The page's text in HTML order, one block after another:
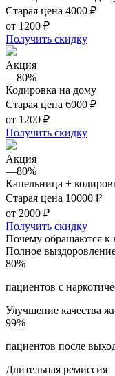
Старая цена 4000 ₽
от 1200 ₽
Получить скидку
Акция
––80%
Кодировка на дому
Старая цена 6000 ₽
от 1200 ₽
Получить скидку
Акция
––80%
Капельница +
Старая цена 10000 ₽
от 2000 ₽
Получить скидку
Почему обращаются к
Полное
80%
пациентов с
Улучшение качества
99%
пациентов после
Длительная ремиссия